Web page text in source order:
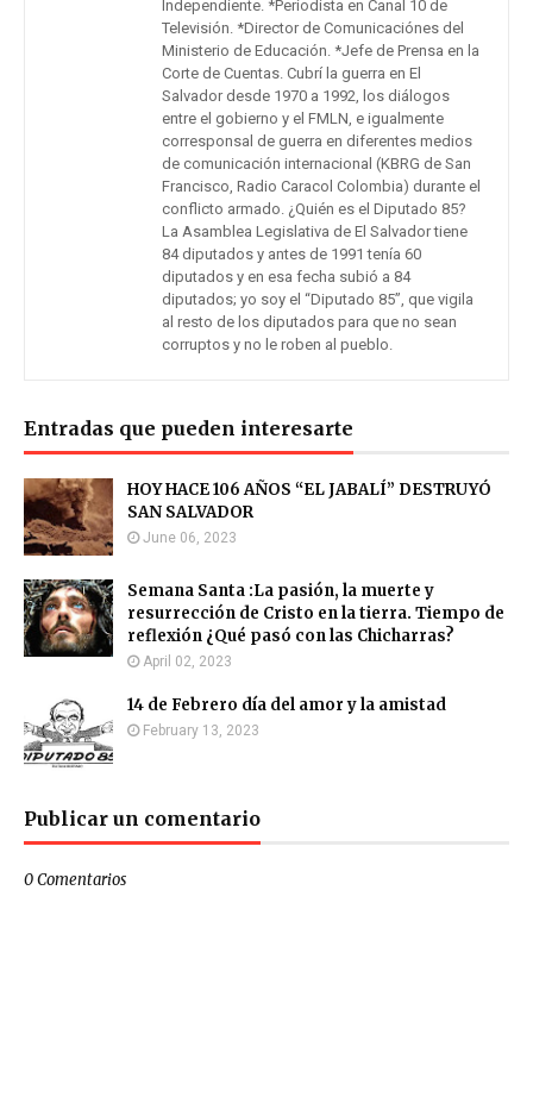
Independiente. *Periodista en Canal 10 de
Televisión. *Director de Comunicaciónes del
Ministerio de Educación. *Jefe de Prensa en la
Corte de Cuentas. Cubrí la guerra en El
Salvador desde 1970 a 1992, los diálogos
entre el gobierno y el FMLN, e igualmente
corresponsal de guerra en diferentes medios
de comunicación internacional (KBRG de San
Francisco, Radio Caracol Colombia) durante el
conflicto armado. ¿Quién es el Diputado 85?
La Asamblea Legislativa de El Salvador tiene
84 diputados y antes de 1991 tenía 60
diputados y en esa fecha subió a 84
diputados; yo soy el “Diputado 85”, que vigila
al resto de los diputados para que no sean
corruptos y no le roben al pueblo.
Entradas que pueden interesarte
HOY HACE 106 AÑOS “EL JABALÍ” DESTRUYÓ
SAN SALVADOR
June 06, 2023
Semana Santa :La pasión, la muerte y
resurrección de Cristo en la tierra. Tiempo de
reflexión ¿Qué pasó con las Chicharras?
April 02, 2023
14 de Febrero día del amor y la amistad
February 13, 2023
Publicar un comentario
0 Comentarios